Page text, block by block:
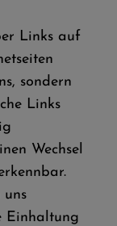
Links auf
sondern
Links
Wechsel
uns
Einhaltung